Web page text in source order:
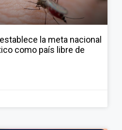
la meta nacional
como país libre de